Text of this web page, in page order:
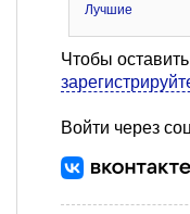
Лучшие
Чтобы
Войти через